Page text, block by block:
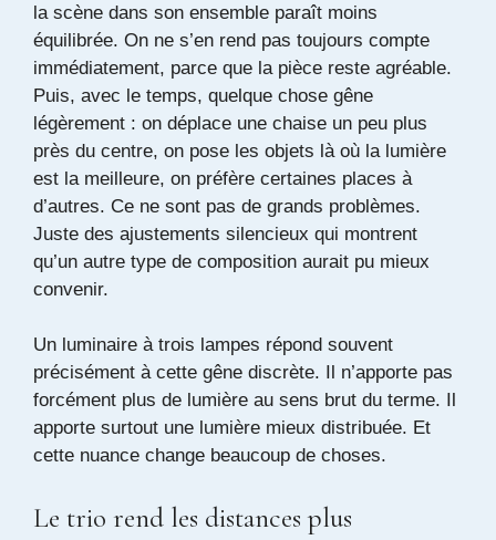
la scène dans son ensemble paraît moins
équilibrée. On ne s’en rend pas toujours compte
immédiatement, parce que la pièce reste agréable.
Puis, avec le temps, quelque chose gêne
légèrement : on déplace une chaise un peu plus
près du centre, on pose les objets là où la lumière
est la meilleure, on préfère certaines places à
d’autres. Ce ne sont pas de grands problèmes.
Juste des ajustements silencieux qui montrent
qu’un autre type de composition aurait pu mieux
convenir.
Un luminaire à trois lampes répond souvent
précisément à cette gêne discrète. Il n’apporte pas
forcément plus de lumière au sens brut du terme. Il
apporte surtout une lumière mieux distribuée. Et
cette nuance change beaucoup de choses.
Le trio rend les distances plus